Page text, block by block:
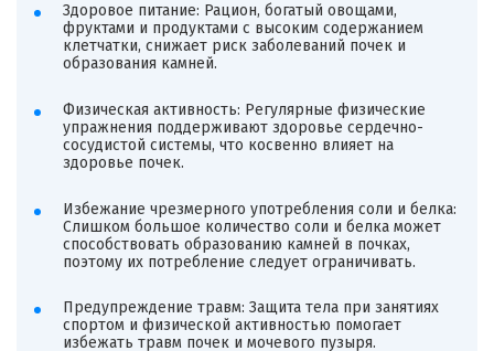
Здоровое питание: Рацион, богатый овощами,
фруктами и продуктами с высоким содержанием
клетчатки, снижает риск заболеваний почек и
образования камней.
Физическая активность: Регулярные физические
упражнения поддерживают здоровье сердечно-
сосудистой системы, что косвенно влияет на
здоровье почек.
Избежание чрезмерного употребления соли и белка:
Слишком большое количество соли и белка может
способствовать образованию камней в почках,
поэтому их потребление следует ограничивать.
Предупреждение травм: Защита тела при занятиях
спортом и физической активностью помогает
избежать травм почек и мочевого пузыря.